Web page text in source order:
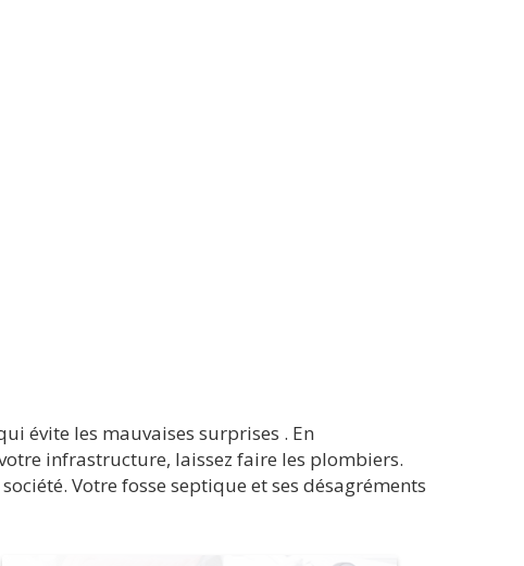
évite les mauvaises surprises . En
infrastructure, laissez faire les plombiers.
Votre fosse septique et ses désagréments